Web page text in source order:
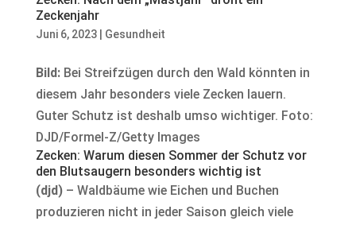
Zeckenjahr
Juni 6, 2023| Gesundheit
Bild:Bei Streifzügen durch den Wald könnten in
diesem Jahr besonders viele Zecken lauern.
Guter Schutz ist deshalb umso wichtiger. Foto:
DJD/Formel-Z/Getty Images
Zecken: Warum diesen Sommer der Schutz vor
den Blutsaugern besonders wichtig ist
(djd)– Waldbäume wie Eichen und Buchen
produzieren nicht in jeder Saison gleich viele